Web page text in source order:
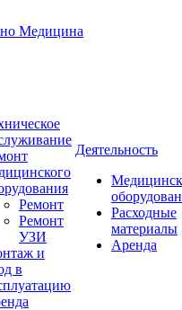
Ремонт
Ремонт
УЗИ
и
в
Деятельность
Расходные
материалы
Аренда